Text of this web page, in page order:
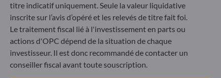
règlements UE n°833/2014 et UE n°398/2022, la
souscription des parts des fonds gérés par la Société de
Gestion est interdite à tout ressortissant russe ou
biélorusse, à toute personne physique résidant en Russie
ou en Biélorussie ou à toute personne morale, toute entité
ou tout organisme établi en Russie ou en Biélorussie, à
titre indicatif uniquement. Seule la valeur liquidative
inscrite sur l’avis d’opéré et les relevés de titre fait foi.
Le traitement fiscal lié à l'investissement en parts ou
actions d'OPC dépend de la situation de chaque
investisseur. Il est donc recommandé de contacter un
conseiller fiscal avant toute souscription.